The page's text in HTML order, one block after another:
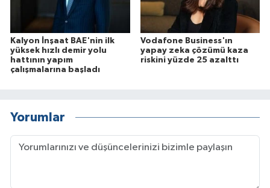
Kalyon İnşaat BAE'nin ilk
yüksek hızlı demir yolu
hattının yapım
çalışmalarına başladı
Vodafone Business'ın
yapay zeka çözümü kaza
riskini yüzde 25 azalttı
Yorumlar